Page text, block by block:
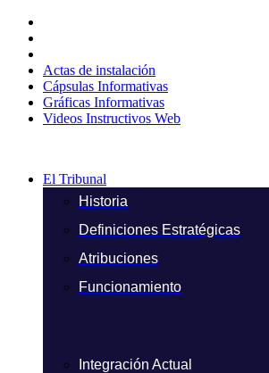
contenido
Actas de instalación
Cápsulas Informativas
Gráficas Informativas
Videos Instructivos Web
El Tribunal
Historia
Definiciones Estratégicas
Atribuciones
Funcionamiento
Integración Actual